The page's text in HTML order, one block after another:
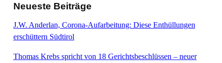
Neueste Beiträge
J.W. Anderlan, Corona-Aufarbeitung: Diese Enthüllungen
erschüttern Südtirol
Thomas Krebs spricht von 18 Gerichtsbeschlüssen – neuer